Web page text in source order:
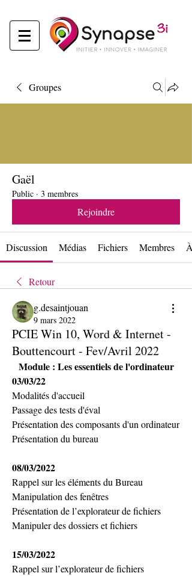
Groupes
Gaël
Public · 3 membres
Rejoindre
Discussion Médias Fichiers Membres
Retour
g.desaintjouan
9 mars 2022
PCIE Win 10, Word & Internet -
Bouttencourt - Fev/Avril 2022
Module : Les essentiels de l'ordinateur
03/03/22
Modalités d'accueil
Passage des tests d'éval
Présentation des composants d'un ordinateur
Présentation du bureau
08/03/2022
Rappel sur les éléments du Bureau
Manipulation des fenêtres
Présentation de l’explorateur de fichiers
Manipuler des dossiers et fichiers
15/03/2022
Rappel sur l’explorateur de fichiers